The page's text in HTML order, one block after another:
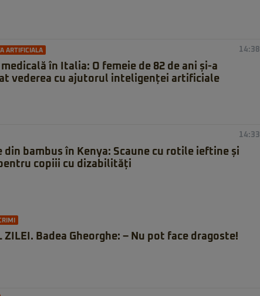
ARTIFICIALA 14:38
medicală în Italia: O femeie de 82 de ani și-a
vederea cu ajutorul inteligenței artificiale
14:33
din bambus în Kenya: Scaune cu rotile ieftine și
copiii cu dizabilități
ZILEI. Badea Gheorghe: – Nu pot face dragoste!